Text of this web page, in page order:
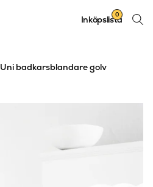
Sök
Inköpslista
0
Uni badkarsblandare golv